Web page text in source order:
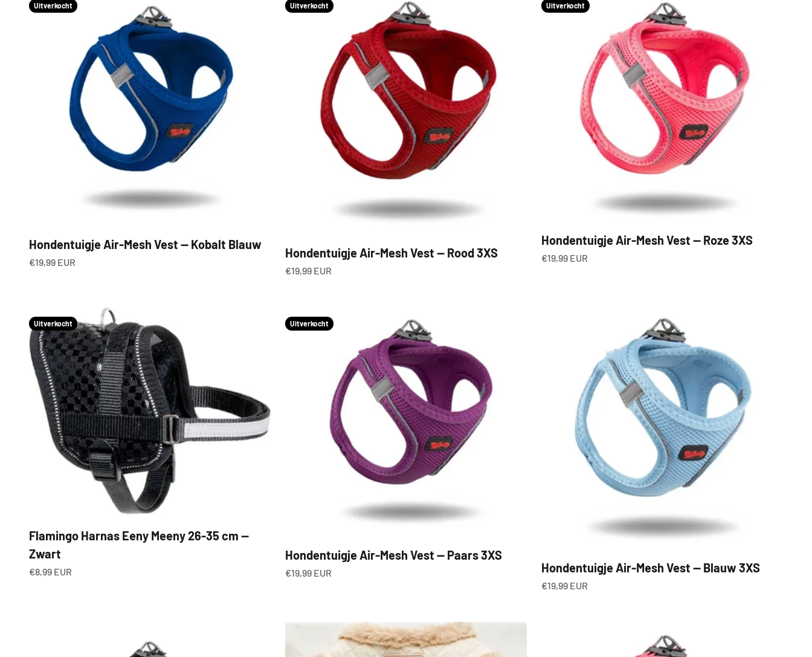
Uitverkocht
Hondentuigje Air-Mesh Vest — Kobalt Blauw
Aanbiedingsprijs
€19,99 EUR
Uitverkocht
Hondentuigje Air-Mesh Vest — Rood 3XS
Aanbiedingsprijs
€19,99 EUR
Uitverkocht
Hondentuigje Air-Mesh Vest — Roze 3XS
Aanbiedingsprijs
€19,99 EUR
Uitverkocht
Flamingo Harnas Eeny Meeny 26-35 cm —
Zwart
Aanbiedingsprijs
€8,99 EUR
Uitverkocht
Hondentuigje Air-Mesh Vest — Paars 3XS
Aanbiedingsprijs
€19,99 EUR Hondentuigje Air-Mesh Vest — Blauw 3XS
Aanbiedingsprijs
€19,99 EUR